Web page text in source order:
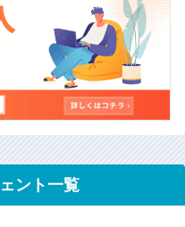
ント一覧